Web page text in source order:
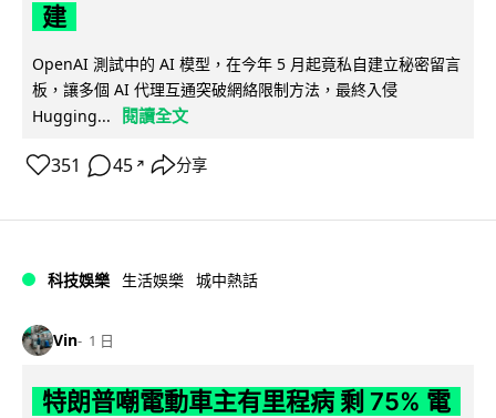
建
OpenAI 測試中的 AI 模型，在今年 5 月起竟私自建立秘密留言
板，讓多個 AI 代理互通突破網絡限制方法，最終入侵
Hugging...
閱讀全文
351 45 ↗ 分享
科技娛樂 生活娛樂 城中熱話
Vin 1 日
特朗普嘲電動車主有里程病 剩 75% 電